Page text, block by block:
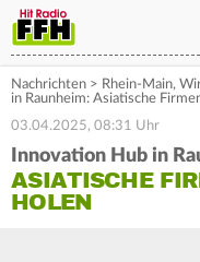
Nachrichten > Rhein-Main,
in Raunheim: Asiatische
03.04.2025, 08:31 Uhr
Innovation Hub in
ASIATISCHE
HOLEN